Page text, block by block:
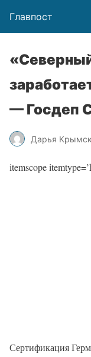
Главпост
— Госдеп
Дарья
itemscope
Сертификация